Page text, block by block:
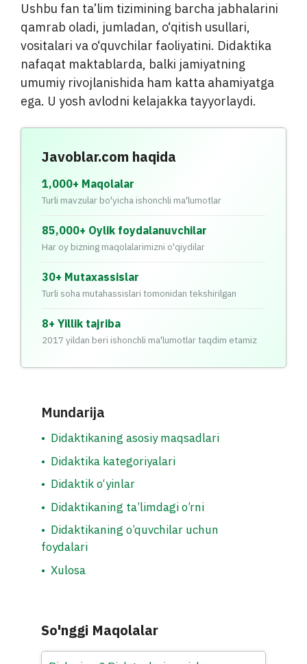
Ushbu fan ta’lim tizimining barcha jabhalarini
qamrab oladi, jumladan, o‘qitish usullari,
vositalari va o‘quvchilar faoliyatini. Didaktika
nafaqat maktablarda, balki jamiyatning
umumiy rivojlanishida ham katta ahamiyatga
ega. U yosh avlodni kelajakka tayyorlaydi.
Javoblar.com haqida
1,000+ Maqolalar
Turli mavzular bo'yicha ishonchli ma'lumotlar
85,000+ Oylik foydalanuvchilar
Har oy bizning maqolalarimizni o'qiydilar
30+ Mutaxassislar
Turli soha mutahassislari tomonidan tekshirilgan
8+ Yillik tajriba
2017 yildan beri ishonchli ma'lumotlar taqdim etamiz
Mundarija
• Didaktikaning asosiy maqsadlari
• Didaktika kategoriyalari
• Didaktik o‘yinlar
• Didaktikaning ta’limdagi o’rni
• Didaktikaning o’quvchilar uchun
foydalari
• Xulosa
So'nggi Maqolalar